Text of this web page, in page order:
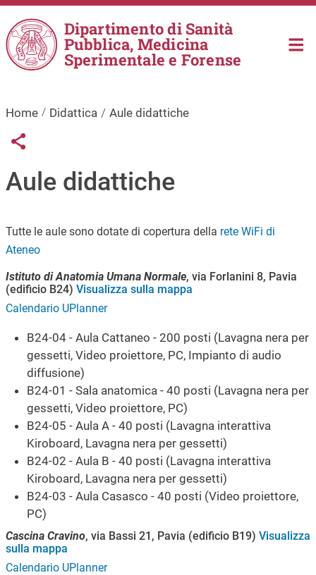
Salta al contenuto principale
Dipartimento di Sanità
Pubblica, Medicina
Sperimentale e Forense
Home Didattica Aule didattiche
Links condivisione social
Share button
Aule didattiche
Tutte le aule sono dotate di copertura della rete WiFi di
Ateneo
Istituto di Anatomia Umana Normale, via Forlanini 8, Pavia
(edificio B24) Visualizza sulla mappa
Calendario UPlanner
B24-04 - Aula Cattaneo - 200 posti (Lavagna nera per
gessetti, Video proiettore, PC, Impianto di audio
diffusione)
B24-01 - Sala anatomica - 40 posti (Lavagna nera per
gessetti, Video proiettore, PC)
B24-05 - Aula A - 40 posti (Lavagna interattiva
Kiroboard, Lavagna nera per gessetti)
B24-02 - Aula B - 40 posti (Lavagna interattiva
Kiroboard, Lavagna nera per gessetti)
B24-03 - Aula Casasco - 40 posti (Video proiettore,
PC)
Cascina Cravino, via Bassi 21, Pavia (edificio B19) Visualizza
sulla mappa
Calendario UPlanner